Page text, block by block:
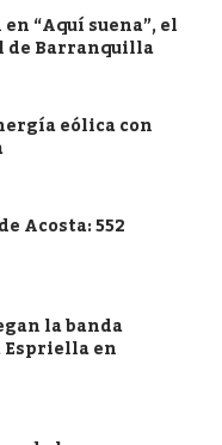
“Aquí suena”, el
de Barranquilla
eólica con
Acosta: 552
la banda
Espriella en